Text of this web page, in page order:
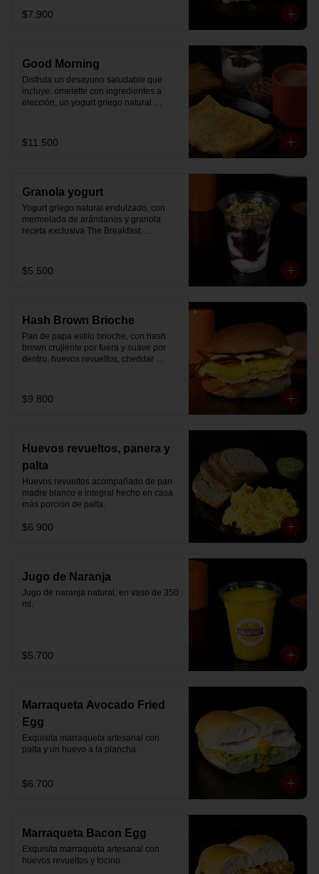
$7.900
Good Morning
Disfruta un desayuno saludable que
incluye: omelette con ingredientes a
elección, un yogurt griego natural
Breakfast y granola (endulzada con
miel), más un café o té a elección y un
$11.500
Granola yogurt
Yogurt griego natural endulzado, con
mermelada de arándanos y granola
receta exclusiva The Breakfast.
$5.500
Hash Brown Brioche
Pan de papa estilo brioche, con hash
brown crujiente por fuera y suave por
dentro, huevos revueltos, cheddar
partir el día en modo desayuno buffet.
$9.800
Huevos revueltos, panera y
palta
Huevos revueltos acompañado de pan
madre blanco e integral hecho en casa
más porción de palta.
$6.900
Jugo de Naranja
Jugo de naranja natural, en vaso de 350
ml.
$5.700
Marraqueta Avocado Fried
Egg
Exquisita marraqueta artesanal con
palta y un huevo a la plancha.
$6.700
Marraqueta Bacon Egg
Exquisita marraqueta artesanal con
huevos revueltos y tocino.